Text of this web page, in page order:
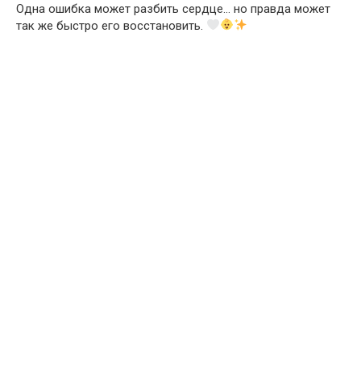
Одна ошибка может разбить сердце… но правда может
так же быстро его восстановить.